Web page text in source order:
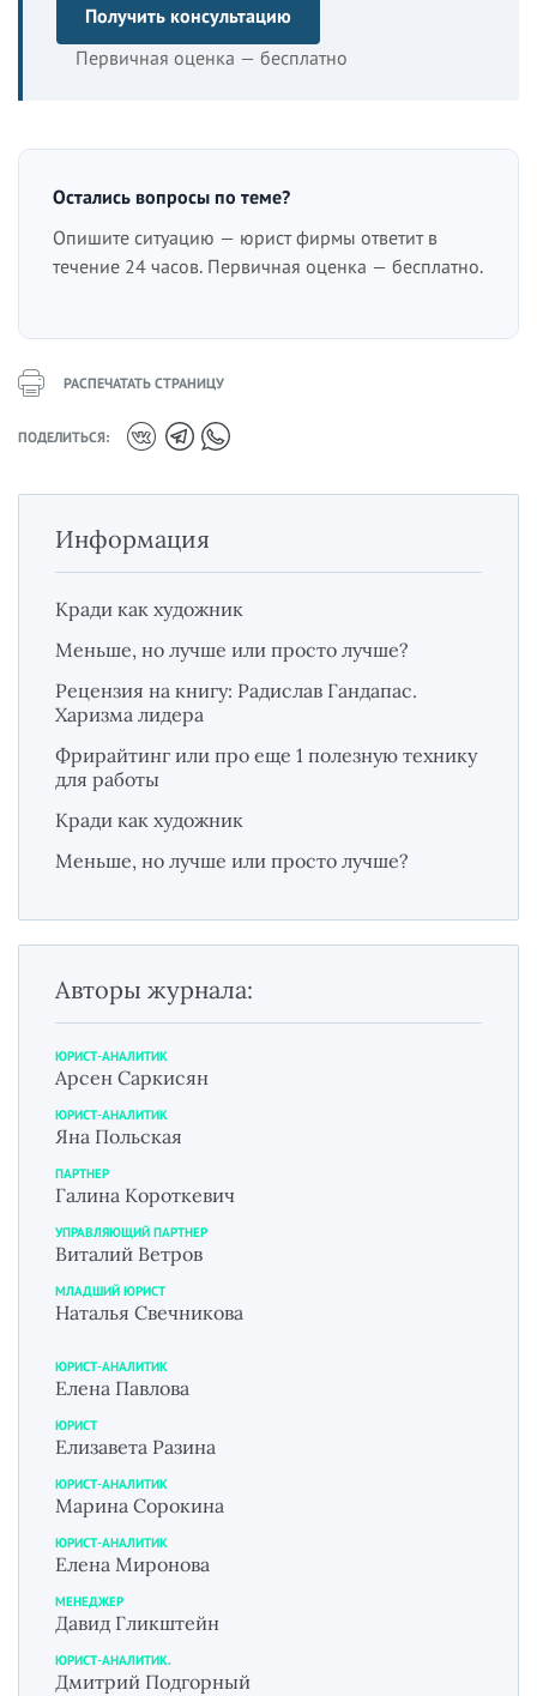
Получить консультацию
Первичная оценка — бесплатно
Остались вопросы по теме?
Опишите ситуацию — юрист фирмы ответит в
течение 24 часов. Первичная оценка — бесплатно.
РАСПЕЧАТАТЬ СТРАНИЦУ
ПОДЕЛИТЬСЯ:
Информация
Кради как художник
Меньше, но лучше или просто лучше?
Рецензия на книгу: Радислав Гандапас.
Харизма лидера
Фрирайтинг или про еще 1 полезную технику
для работы
Кради как художник
Меньше, но лучше или просто лучше?
Авторы журнала:
ЮРИСТ-АНАЛИТИК
Арсен Саркисян
ЮРИСТ-АНАЛИТИК
Яна Польская
ПАРТНЕР
Галина Короткевич
УПРАВЛЯЮЩИЙ ПАРТНЕР
Виталий Ветров
МЛАДШИЙ ЮРИСТ
Наталья Свечникова
ЮРИСТ-АНАЛИТИК
Елена Павлова
ЮРИСТ
Елизавета Разина
ЮРИСТ-АНАЛИТИК
Марина Сорокина
ЮРИСТ-АНАЛИТИК
Елена Миронова
МЕНЕДЖЕР
Давид Гликштейн
ЮРИСТ-АНАЛИТИК.
Дмитрий Подгорный